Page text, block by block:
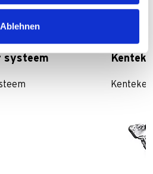
Ablehnen
systeem